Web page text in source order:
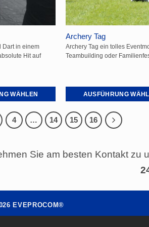
der
Produktseite
gewählt
werden
Dart in einem
Hit auf
WÄHLEN
Archery Tag
Archery Tag ein tolles
Teambuilding oder
AUSFÜHRUNG
Produkt
weist
Varianten
4 … 14 15 16
Sie am besten Kontakt zu
EVEPROCOM®